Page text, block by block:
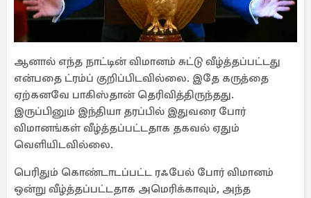
ஆனால் எந்த நாட்டின் விமானம் சுட்டு வீழ்த்தப்பட்டது
என்பதை ட்ரம்ப் குறிப்பிடவில்லை. இதே கருத்தை
ஏற்கனவே பாகிஸ்தான் தெரிவித்திருந்தது.
இருப்பினும் இந்தியா தரப்பில் இதுவரை போர்
விமானங்கள் வீழ்த்தப்பட்டதாக தகவல் ஏதும்
வெளியிடவில்லை.
பெரிதும் கொண்டாடப்பட்ட ரஃபேல் போர் விமானம்
ஒன்று வீழ்த்தப்பட்டதாக அமெரிக்காவும், அந்த